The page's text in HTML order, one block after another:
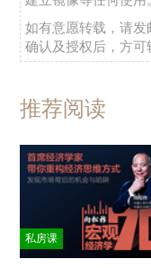
如有意愿转载，请发
确认及授权后，方可
推荐阅读
私房课